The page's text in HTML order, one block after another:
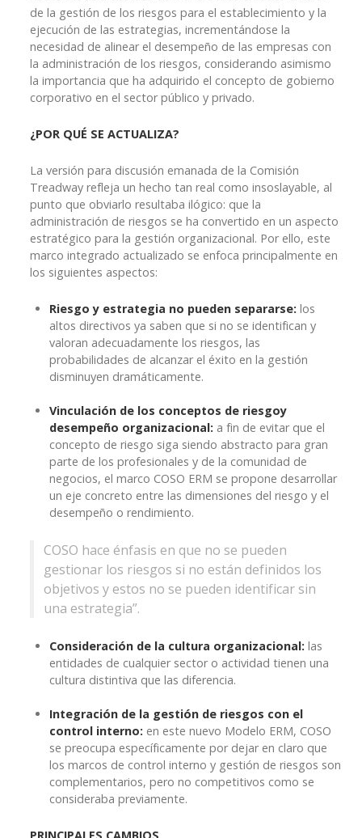
de la gestión de los riesgos para el establecimiento y la
ejecución de las estrategias, incrementándose la
necesidad de alinear el desempeño de las empresas con
la administración de los riesgos, considerando asimismo
la importancia que ha adquirido el concepto de gobierno
corporativo en el sector público y privado.
¿POR QUÉ SE ACTUALIZA?
La versión para discusión emanada de la Comisión
Treadway refleja un hecho tan real como insoslayable, al
punto que obviarlo resultaba ilógico: que la
administración de riesgos se ha convertido en un aspecto
estratégico para la gestión organizacional. Por ello, este
marco integrado actualizado se enfoca principalmente en
los siguientes aspectos:
Riesgo y estrategia no pueden separarse: los
altos directivos ya saben que si no se identifican y
valoran adecuadamente los riesgos, las
probabilidades de alcanzar el éxito en la gestión
disminuyen dramáticamente.
Vinculación de los conceptos de riesgoy
desempeño organizacional: a fin de evitar que el
concepto de riesgo siga siendo abstracto para gran
parte de los profesionales y de la comunidad de
negocios, el marco COSO ERM se propone desarrollar
un eje concreto entre las dimensiones del riesgo y el
desempeño o rendimiento.
COSO hace énfasis en que no se pueden
gestionar los riesgos si no están definidos los
objetivos y estos no se pueden identificar sin
una estrategia”.
Consideración de la cultura organizacional: las
entidades de cualquier sector o actividad tienen una
cultura distintiva que las diferencia.
Integración de la gestión de riesgos con el
control interno: en este nuevo Modelo ERM, COSO
se preocupa específicamente por dejar en claro que
los marcos de control interno y gestión de riesgos son
complementarios, pero no competitivos como se
consideraba previamente.